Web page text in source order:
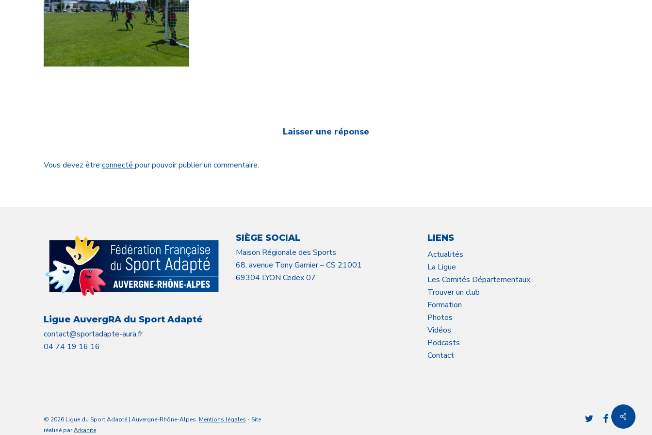
Laisser une réponse
Vous devez être connecté pour pouvoir publier un commentaire.
Ligue AuvergRA du Sport Adapté
contact@sportadapte-aura.fr
04 74 19 16 16
SIÈGE SOCIAL
Maison Régionale des Sports
68, avenue Tony Garnier – CS 21001
69304 LYON Cedex 07
LIENS
Actualités
La Ligue
Les Comités Départementaux
Trouver un club
Formation
Photos
Vidéos
Podcasts
Contact
© 2026 Ligue du Sport Adapté | Auvergne-Rhône-Alpes. Mentions légales - Site
réalisé parArkanite
twitter facebook